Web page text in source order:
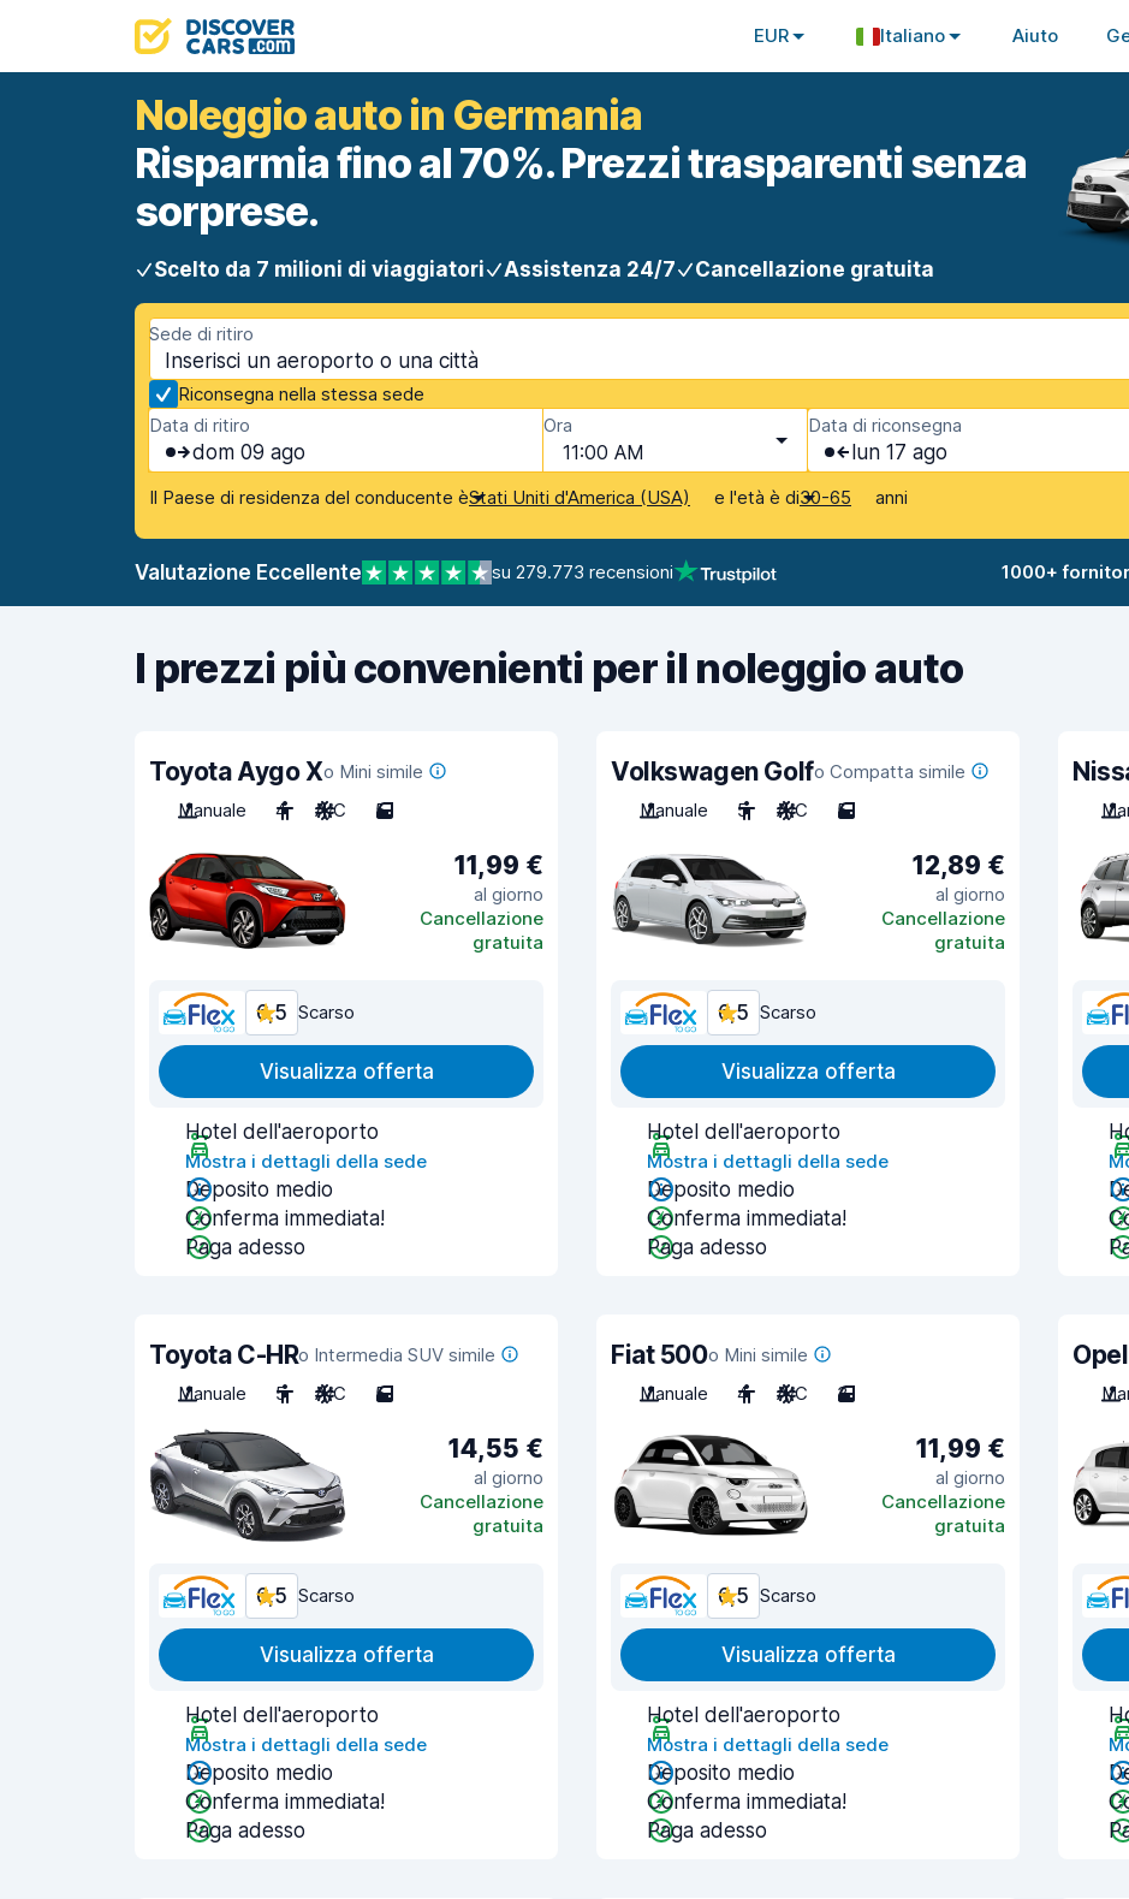
EUR Italiano Aiuto
Noleggio auto in Germania
Risparmia fino al 70%. Prezzi trasparenti senza
sorprese.
Scelto da 7 milioni di viaggiatori Assistenza 24/7 Cancellazione gratuita
Sede di ritiro
Riconsegna nella stessa sede
Data di ritiro
dom 09 ago
Ora
11:00 AM
Data di riconsegna
lun 17 ago
Il Paese di residenza del conducente èStati Uniti d'America (USA) e l'età è di30-65 anni
Valutazione Eccellente su 279.773 recensioni 1000+
I prezzi più convenienti per il noleggio auto
Toyota Aygo Xo Mini simile
Manuale
4 A/C 5
11,99 €
al giorno
Cancellazione
gratuita
6,5 Scarso
Visualizza offerta
Hotel dell'aeroporto
Mostra i dettagli della sede
Deposito medio
Conferma immediata!
Paga adesso
Volkswagen Golfo Compatta simile
Manuale
5 A/C 5
12,89 €
al giorno
Cancellazione
gratuita
6,5 Scarso
Visualizza offerta
Hotel dell'aeroporto
Mostra i dettagli della sede
Deposito medio
Conferma immediata!
Paga adesso
Toyota C-HRo Intermedia SUV simile
Manuale
5 A/C 5
14,55 €
al giorno
Cancellazione
gratuita
6,5 Scarso
Visualizza offerta
Hotel dell'aeroporto
Mostra i dettagli della sede
Deposito medio
Conferma immediata!
Paga adesso
Fiat 500o Mini simile
Manuale
4 A/C 3
11,99 €
al giorno
Cancellazione
gratuita
6,5 Scarso
Visualizza offerta
Hotel dell'aeroporto
Mostra i dettagli della sede
Deposito medio
Conferma immediata!
Paga adesso